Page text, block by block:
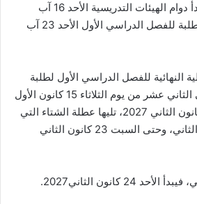
ووفقا للتقويم المعلن، يبدأ دوام الهيئات التدريسية الأحد 16 آب
المقبل، فيما يبدأ دوام الطلبة للفصل الدراسي الأول الأحد 23 آب
النهائية للفصل الدراسي الأول لطلبة
الصفوف من الرابع وحتى الثاني عشر من يوم الثلاثاء 15 كانون الأول
2026، ولغاية الاثنين 4 كانون الثاني 2027، تليها عطلة الشتاء التي
تمتد من الثلاثاء 5 كانون الثاني، وحتى السبت 23 كانون الثاني
كانون الثاني2027.